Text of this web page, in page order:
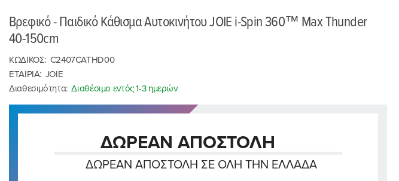
Βρεφικό - Παιδικό Κάθισμα Αυτοκινήτου JOIE i-Spin 360™ Max Thunder
40-150cm
ΚΩΔΙΚΟΣ: C2407CATHD00
ΕΤΑΙΡΙΑ: JOIE
Διαθεσιμότητα: Διαθέσιμο εντός 1-3 ημερών
ΔΩΡΕΑΝ ΑΠΟΣΤΟΛΗ
ΔΩΡΕΆΝ ΑΠΟΣΤΟΛΉ ΣΕ ΌΛΗ ΤΗΝ ΕΛΛΆΔΑ